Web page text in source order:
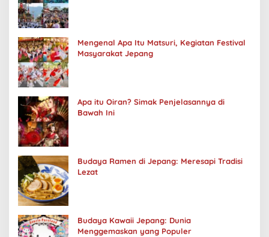
Mengenal Apa Itu Matsuri, Kegiatan Festival
Masyarakat Jepang
Apa itu Oiran? Simak Penjelasannya di
Bawah Ini
Budaya Ramen di Jepang: Meresapi Tradisi
Lezat
Budaya Kawaii Jepang: Dunia
Menggemaskan yang Populer